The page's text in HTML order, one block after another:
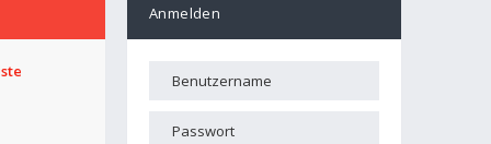
Anmelden